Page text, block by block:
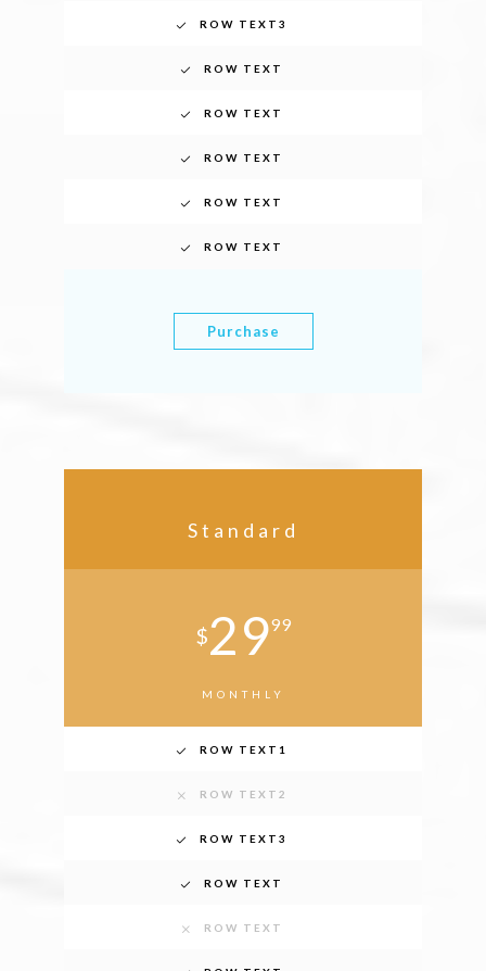
ROW TEXT3
ROW TEXT
ROW TEXT
ROW TEXT
ROW TEXT
ROW TEXT
Purchase
Standard
$2999
MONTHLY
ROW TEXT1
ROW TEXT2
ROW TEXT3
ROW TEXT
ROW TEXT